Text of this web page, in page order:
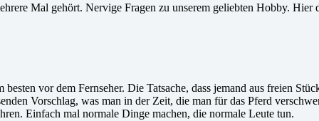
Mal gehört. Nervige Fragen zu unserem geliebten Hobby.
vor dem Fernseher. Die Tatsache, dass jemand aus freien
Vorschlag, was man in der Zeit, die man für das Pferd
Einfach mal normale Dinge machen, die normale Leute tun.